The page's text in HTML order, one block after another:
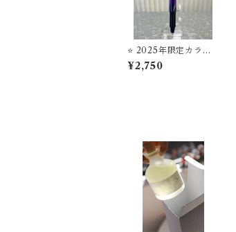
⭐️ 2025年限定カラー
【お名入れサービス】
セーラー万年筆 ボー
¥2,750